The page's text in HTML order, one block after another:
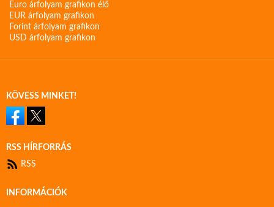
Euro árfolyam grafikon élő
EUR árfolyam grafikon
Forint árfolyam grafikon
USD árfolyam grafikon
KÖVESS MINKET!
RSS HÍRFORRÁS
RSS
INFORMÁCIÓK